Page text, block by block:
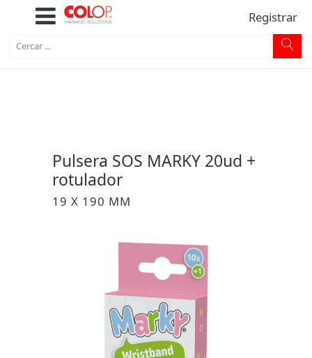
Registrar
Pulsera SOS MARKY 20ud +
rotulador
19 X 190 MM